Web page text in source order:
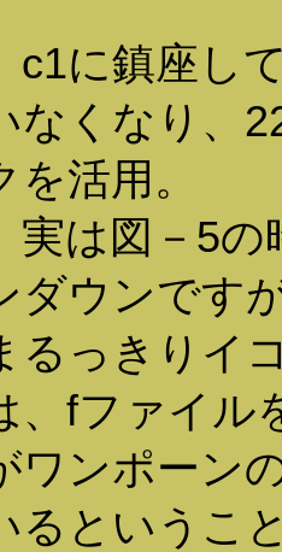
c1に鎮座し
なくなり、
を活用。
実は図－5の
ダウンです
るっきりイ
、fファイル
ワンポーン
るというこ